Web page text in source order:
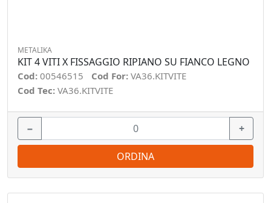
METALIKA
KIT 4 VITI X FISSAGGIO RIPIANO SU FIANCO LEGNO
Cod: 00546515 Cod For: VA36.KITVITE
Cod Tec: VA36.KITVITE
− +
ORDINA